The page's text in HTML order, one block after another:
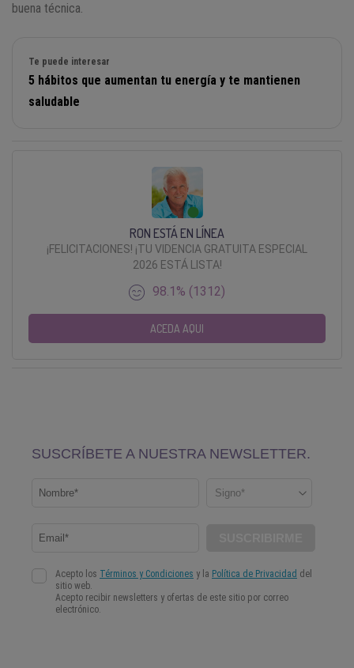
buena técnica.
Te puede interesar
5 hábitos que aumentan tu energía y te mantienen
saludable
RON ESTÁ EN LÍNEA
¡FELICITACIONES! ¡TU VIDENCIA GRATUITA ESPECIAL
2026 ESTÁ LISTA!
98.1% (1312)
ACEDA AQUI